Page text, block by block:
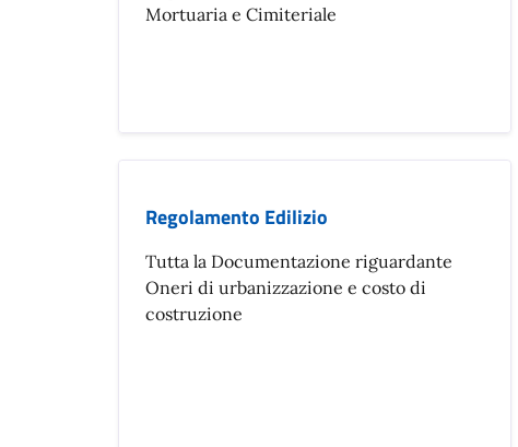
Mortuaria e Cimiteriale
Regolamento Edilizio
Tutta la Documentazione riguardante
Oneri di urbanizzazione e costo di
costruzione